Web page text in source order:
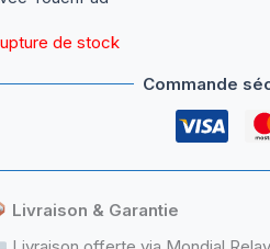
de stock
Commande
Livraison & Garantie